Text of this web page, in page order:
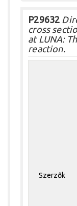
P29632
cross
at LUNA:
reaction.
Szerzők